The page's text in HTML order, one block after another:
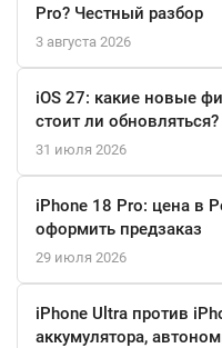
Pro? Честный разбор
3 августа 2026
iOS 27: какие новые
стоит ли обновляться?
31 июля 2026
iPhone 18 Pro: цена в
оформить предзаказ
29 июля 2026
iPhone Ultra против
аккумулятора,